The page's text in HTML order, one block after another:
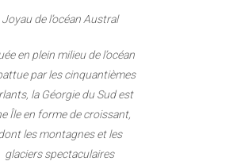
Joyau de l’océan Austral
en plein milieu de l’océan
par les cinquantièmes
la Géorgie du Sud est
Île en forme de croissant,
les montagnes et les
glaciers spectaculaires